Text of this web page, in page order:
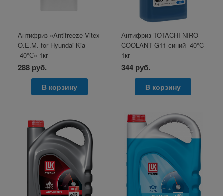
Антифриз «Antifreeze Vitex
O.E.M. for Hyundai Kia
-40°С» 1кг
288 руб.
В корзину
Антифриз TOTACHI NIRO
COOLANT G11 синий -40°C
1кг
344 руб.
В корзину